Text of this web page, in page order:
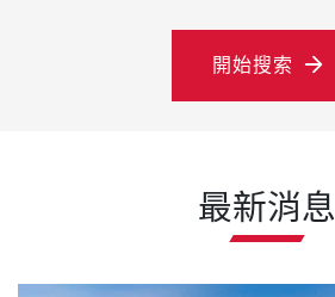
開始搜索
最新消息